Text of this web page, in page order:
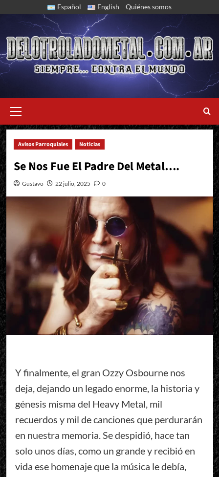
Español English Quiénes somos
Menu
Avisos Parroquiales Noticias
Se Nos Fue El Padre Del Metal….
Gustavo 22 julio, 2025 0
Y finalmente, el gran Ozzy Osbourne nos
deja, dejando un legado enorme, la historia y
génesis misma del Heavy Metal, mil
recuerdos y mil de canciones que perdurarán
en nuestra memoria. Se despidió, hace tan
solo unos días, como un grande y recibió en
vida ese homenaje que la música le debía,